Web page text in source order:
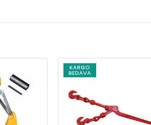
KARGO
BEDAVA